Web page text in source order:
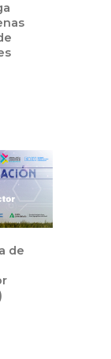
de